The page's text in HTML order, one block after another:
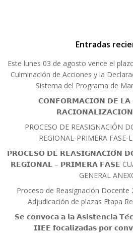
Entradas
Este lunes 03 de agosto vence el
Culminación de Acciones y la
Sistema del Programa de
𝗖𝗢𝗡𝗙𝗢𝗥𝗠𝗔𝗖𝗜𝗢́𝗡 𝗗𝗘 𝗟𝗔
PROCESO DE REASIGNACIÓN
REGIONAL-PRIMERA FASE-
𝗣𝗥𝗢𝗖𝗘𝗦𝗢 𝗗𝗘 𝗥𝗘𝗔𝗦𝗜𝗚𝗡𝗔𝗖𝗜𝗢́𝗡
𝗥𝗘𝗚𝗜𝗢𝗡𝗔𝗟 – 𝗣𝗥𝗜𝗠𝗘𝗥𝗔 𝗙𝗔𝗦𝗘
GENERAL
Proceso de Reasignación Docente
Adjudicación de plazas Etapa
𝗦𝗲 𝗰𝗼𝗻𝘃𝗼𝗰𝗮 𝗮 𝗹𝗮 𝗔𝘀𝗶𝘀𝘁𝗲𝗻𝗰𝗶𝗮
𝗜𝗜𝗘𝗘 𝗳𝗼𝗰𝗮𝗹𝗶𝘇𝗮𝗱𝗮𝘀 𝗽𝗼𝗿